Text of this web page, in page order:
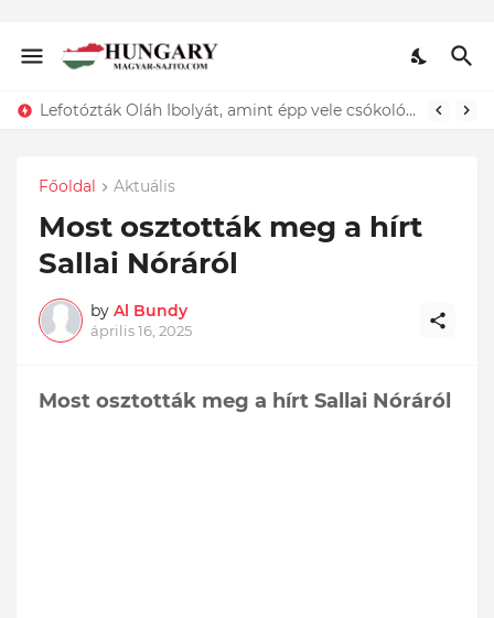
Lefotózták Oláh Ibolyát, amint épp vele csókolózik - EZT nem hiszed el, kinek a karjában kötött ki...ÍME
ÍGY búcsúzik szerelmétől! Hadas Kriszta férje EZT tette közzé
Főoldal Aktuális
Most osztották meg a hírt
Sallai Nóráról
by Al Bundy
április 16, 2025
Most osztották meg a hírt Sallai Nóráról